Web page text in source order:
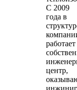
С 2009
года в
работает
центр,